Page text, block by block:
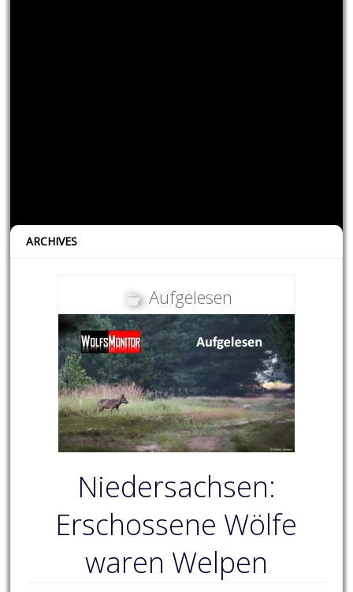
ARCHIVES
Aufgelesen
Niedersachsen:
Erschossene Wölfe
waren Welpen